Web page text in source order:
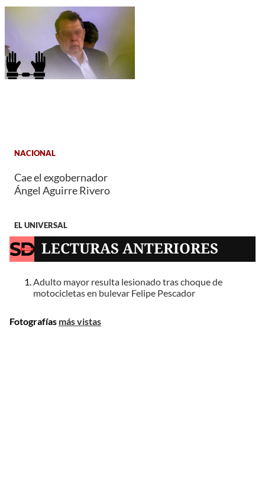
NACIONAL
Cae el exgobernador
Ángel Aguirre Rivero
EL UNIVERSAL
LECTURAS ANTERIORES
Adulto mayor resulta lesionado tras choque de
motocicletas en bulevar Felipe Pescador
Fotografías más vistas